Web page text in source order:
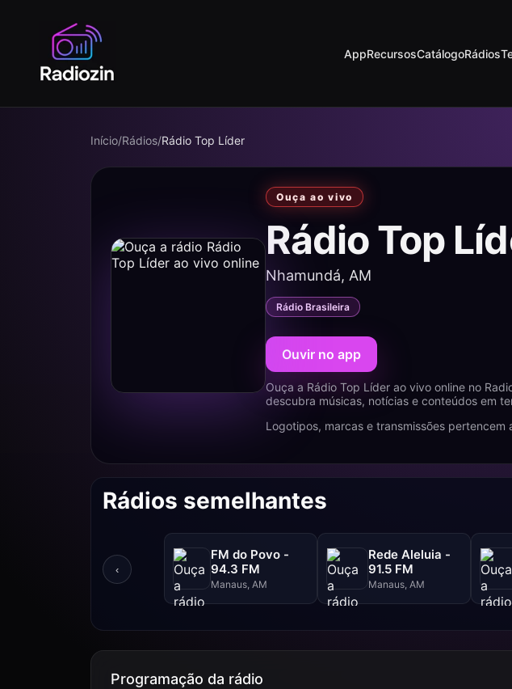
AppRecursosCatálogoRádios
Início/Rádios/Rádio Top Líder
Ouça ao vivo
Rádio Top
Nhamundá, AM
Rádio Brasileira
Ouvir no app
Ouça a Rádio Top Líder ao vivo online no
descubra músicas, notícias e conteúdos em
Logotipos, marcas e transmissões
Rádios semelhantes
‹
FM do Povo -
94.3 FM
Manaus, AM
Rede Aleluia -
91.5 FM
Manaus, AM
Programação da rádio